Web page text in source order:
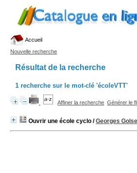
Accueil
Nouvelle recherche
Résultat de la recherche
1 recherche sur le mot-clé 'écoleVTT'
Affiner la recherche Générer le
Ouvrir une école cyclo /Georges Golse